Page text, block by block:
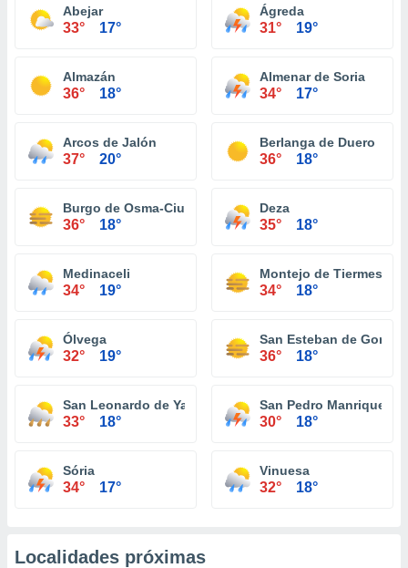
Abejar
33° 17°
Ágreda
31° 19°
Almazán
36° 18°
Almenar de Soria
34° 17°
Arcos de Jalón
37° 20°
Berlanga de Duero
36° 18°
Burgo de Osma-Ciudad de Osma
36° 18°
Deza
35° 18°
Medinaceli
34° 19°
Montejo de Tiermes
34° 18°
Ólvega
32° 19°
San Esteban de Gormaz
36° 18°
San Leonardo de Yagüe
33° 18°
San Pedro Manrique
30° 18°
Sória
34° 17°
Vinuesa
32° 18°
Localidades próximas